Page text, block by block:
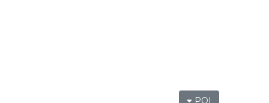
POI